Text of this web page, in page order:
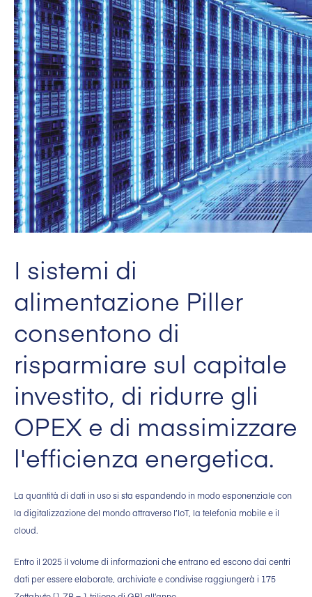
I sistemi di
alimentazione Piller
consentono di
risparmiare sul capitale
investito, di ridurre gli
OPEX e di massimizzare
l'efficienza energetica.
La quantità di dati in uso si sta espandendo in modo esponenziale con
la digitalizzazione del mondo attraverso l’IoT, la telefonia mobile e il
cloud.
Entro il 2025 il volume di informazioni che entrano ed escono dai centri
dati per essere elaborate, archiviate e condivise raggiungerà i 175